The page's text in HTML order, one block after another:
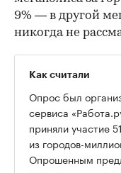
9% — в другой
никогда не
Как считали
Опрос был
сервиса
приняли участие
из городов-
Опрошенным